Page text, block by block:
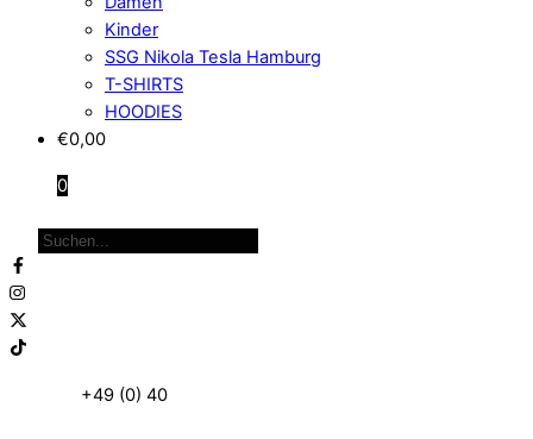
Kinder
SSG Nikola Tesla Hamburg
T-SHIRTS
HOODIES
€0,00
0
Close
Menu
Products
+49 (0) 40